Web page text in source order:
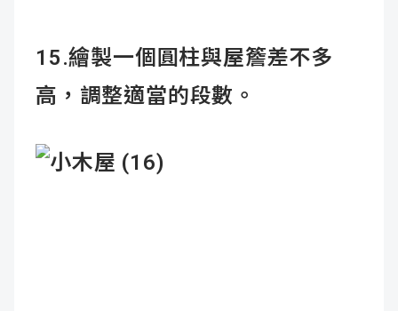
15.繪製一個圓柱與屋簷差不多
高，調整適當的段數。